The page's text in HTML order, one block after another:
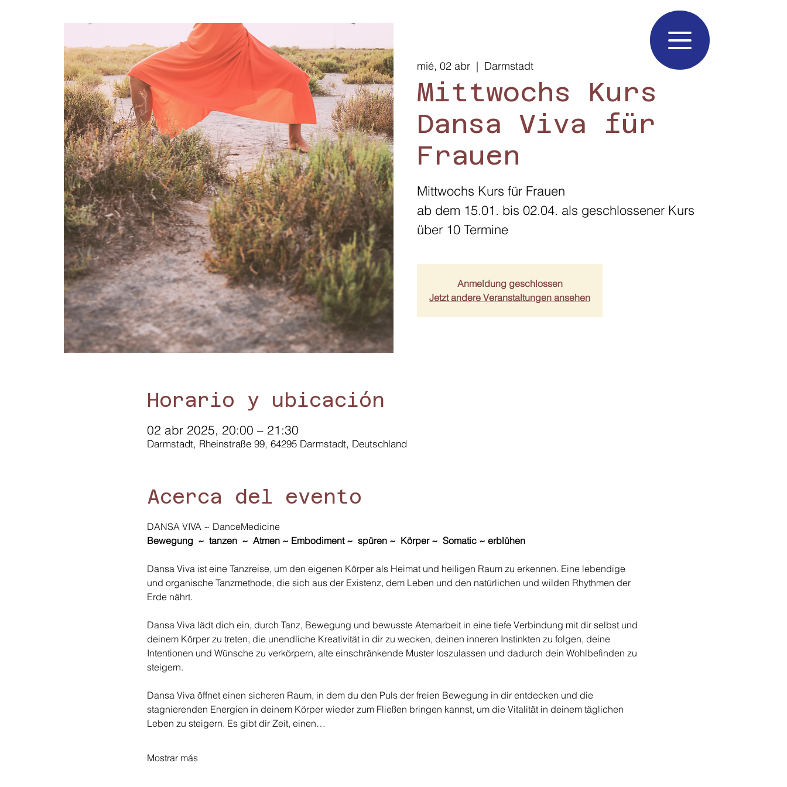
mié, 02 abr
  |
Darmstadt
Mittwochs Kurs
Dansa Viva für
Frauen
Mittwochs Kurs für Frauen
ab dem 15.01. bis 02.04. als geschlossener Kurs
über 10 Termine
Anmeldung geschlossen
Jetzt andere Veranstaltungen ansehen
Horario y ubicación
02 abr 2025, 20:00 – 21:30
Darmstadt, Rheinstraße 99, 64295 Darmstadt, Deutschland
Acerca del evento
DANSA VIVA ~ DanceMedicine
Bewegung  ~  tanzen  ~  Atmen ~ Embodiment ~  spüren ~  Körper ~  Somatic ~ erblühen
Dansa Viva ist eine Tanzreise, um den eigenen Körper als Heimat und heiligen Raum zu erkennen. Eine lebendige
und organische Tanzmethode, die sich aus der Existenz, dem Leben und den natürlichen und wilden Rhythmen der
Erde nährt.
Dansa Viva lädt dich ein, durch Tanz, Bewegung und bewusste Atemarbeit in eine tiefe Verbindung mit dir selbst und
deinem Körper zu treten, die unendliche Kreativität in dir zu wecken, deinen inneren Instinkten zu folgen, deine
Intentionen und Wünsche zu verkörpern, alte einschränkende Muster loszulassen und dadurch dein Wohlbefinden zu
steigern.
Dansa Viva öffnet einen sicheren Raum, in dem du den Puls der freien Bewegung in dir entdecken und die
stagnierenden Energien in deinem Körper wieder zum Fließen bringen kannst, um die Vitalität in deinem täglichen
Leben zu steigern. Es gibt dir Zeit, einen…
Mostrar más